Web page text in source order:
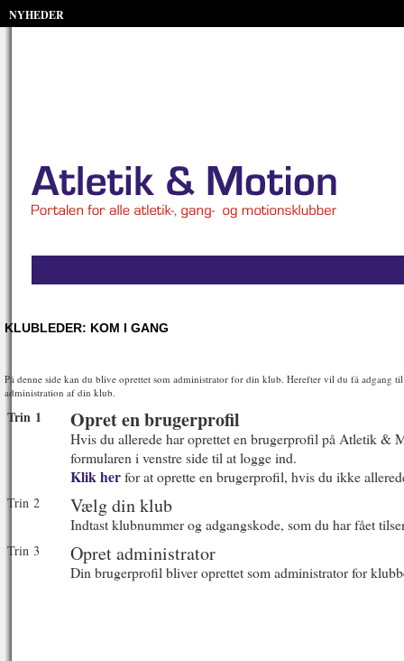
NYHEDER
KLUBLEDER: KOM I GANG
På denne side kan du blive oprettet som administrator for din klub. Herefter vil du få adgang
administration af din klub.
Trin 1 Opret en brugerprofil
Hvis du allerede har oprettet en brugerprofil på Atletik &
formularen i venstre side til at logge ind.
Klik herfor at oprette en brugerprofil, hvis du ikke
Trin 2 Vælg din klub
Indtast klubnummer og adgangskode, som du har fået
Trin 3 Opret administrator
Din brugerprofil bliver oprettet som administrator for